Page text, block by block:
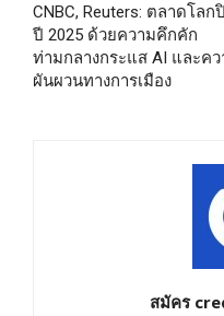
CNBC, Reuters: ตลาดโลก
ปี 2025 ด้วยความคึกคัก
ท่ามกลางกระแส AI และคว
ผันผวนทางการเมือง
สมัคร